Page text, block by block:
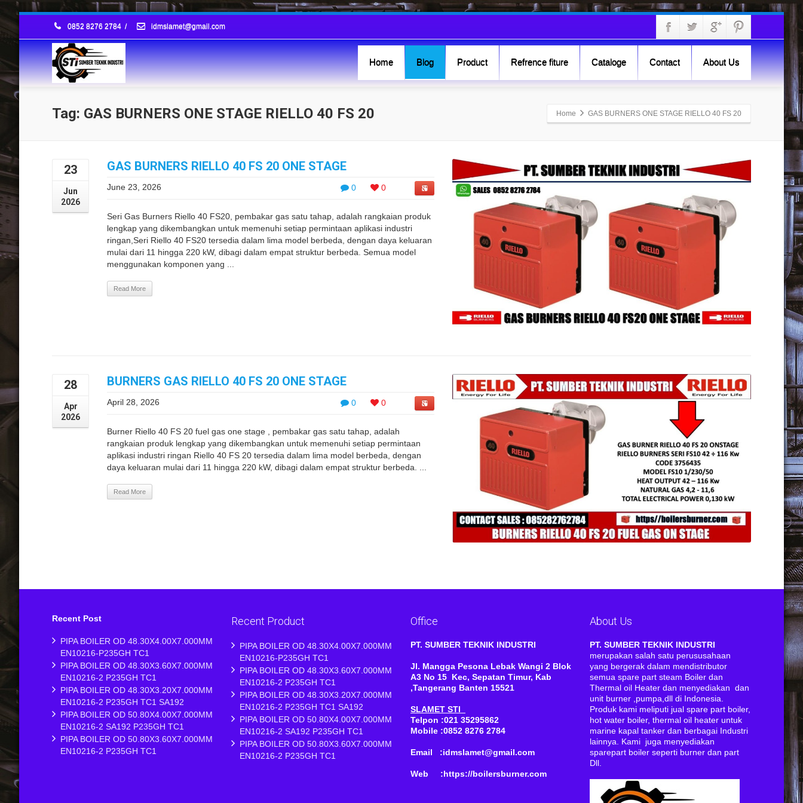
0852 8276 2784 / idmslamet@gmail.com
Home Blog Product Refrence fiture Cataloge Contact About Us
Tag: GAS BURNERS ONE STAGE RIELLO 40 FS 20 Home GAS BURNERS ONE STAGE RIELLO 40 FS 20
23
Jun
2026
GAS BURNERS RIELLO 40 FS 20 ONE STAGE
0 0
June 23, 2026
Seri Gas Burners Riello 40 FS20, pembakar gas satu tahap, adalah rangkaian produk
lengkap yang dikembangkan untuk memenuhi setiap permintaan aplikasi industri
ringan,Seri Riello 40 FS20 tersedia dalam lima model berbeda, dengan daya keluaran
mulai dari 11 hingga 220 kW, dibagi dalam empat struktur berbeda. Semua model
menggunakan komponen yang ...
Read More
28
Apr
2026
BURNERS GAS RIELLO 40 FS 20 ONE STAGE
0 0
April 28, 2026
Burner Riello 40 FS 20 fuel gas one stage , pembakar gas satu tahap, adalah
rangkaian produk lengkap yang dikembangkan untuk memenuhi setiap permintaan
aplikasi industri ringan Riello 40 FS 20 tersedia dalam lima model berbeda, dengan
daya keluaran mulai dari 11 hingga 220 kW, dibagi dalam empat struktur berbeda. ...
Read More
Recent Post
PIPA BOILER OD 48.30X4.00X7.000MM
EN10216-P235GH TC1
PIPA BOILER OD 48.30X3.60X7.000MM
EN10216-2 P235GH TC1
PIPA BOILER OD 48.30X3.20X7.000MM
EN10216-2 P235GH TC1 SA192
PIPA BOILER OD 50.80X4.00X7.000MM
EN10216-2 SA192 P235GH TC1
PIPA BOILER OD 50.80X3.60X7.000MM
EN10216-2 P235GH TC1
Recent Product
PIPA BOILER OD 48.30X4.00X7.000MM
EN10216-P235GH TC1
PIPA BOILER OD 48.30X3.60X7.000MM
EN10216-2 P235GH TC1
PIPA BOILER OD 48.30X3.20X7.000MM
EN10216-2 P235GH TC1 SA192
PIPA BOILER OD 50.80X4.00X7.000MM
EN10216-2 SA192 P235GH TC1
PIPA BOILER OD 50.80X3.60X7.000MM
EN10216-2 P235GH TC1
Office
PT. SUMBER TEKNIK INDUSTRI
Jl. Mangga Pesona Lebak Wangi 2 Blok
A3 No 15 Kec, Sepatan Timur, Kab
,Tangerang Banten 15521
SLAMET STI
Telpon :021 35295862
Mobile :0852 8276 2784
Email :idmslamet@gmail.com
Web :https://boilersburner.com
About Us
PT. SUMBER TEKNIK INDUSTRI
merupakan salah satu perususahaan
yang bergerak dalam mendistributor
semua spare part steam Boiler dan
Thermal oil Heater dan menyediakan dan
unit burner ,pumpa,dll di Indonesia.
Produk kami meliputi jual spare part boiler,
hot water boiler, thermal oil heater untuk
marine kapal tanker dan berbagai Industri
lainnya. Kami juga menyediakan
sparepart boiler seperti burner dan part
Dll.